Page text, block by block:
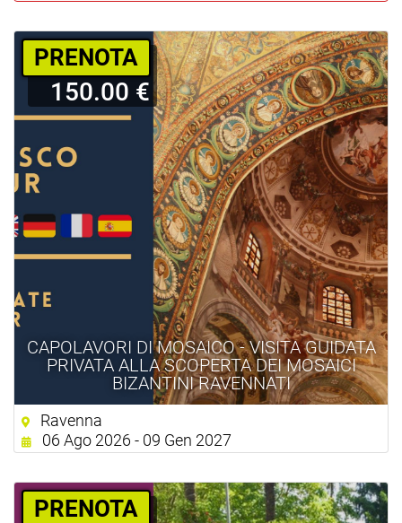
CAPOLAVORI DI MOSAICO - VISITA GUIDATA
PRIVATA ALLA SCOPERTA DEI MOSAICI
BIZANTINI RAVENNATI
PRENOTA
150.00 €
Ravenna
06 Ago 2026 - 09 Gen 2027
PRENOTA